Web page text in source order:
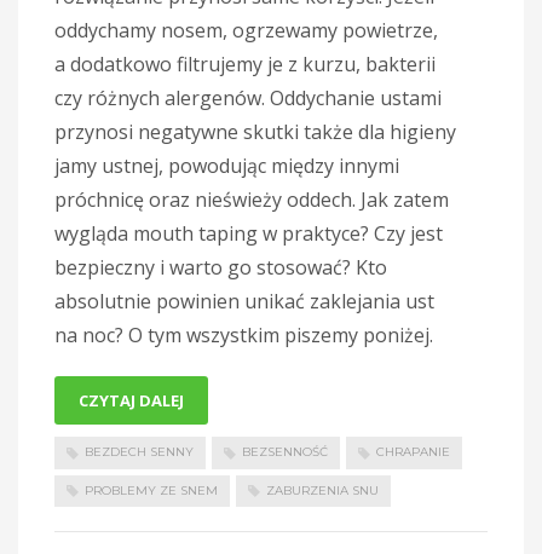
oddychamy nosem, ogrzewamy powietrze,
a dodatkowo filtrujemy je z kurzu, bakterii
czy różnych alergenów. Oddychanie ustami
przynosi negatywne skutki także dla higieny
jamy ustnej, powodując między innymi
próchnicę oraz nieświeży oddech. Jak zatem
wygląda mouth taping w praktyce? Czy jest
bezpieczny i warto go stosować? Kto
absolutnie powinien unikać zaklejania ust
na noc? O tym wszystkim piszemy poniżej.
BEZDECH SENNY BEZSENNOŚĆ CHRAPANIE
PROBLEMY ZE SNEM ZABURZENIA SNU
CZYTAJ DALEJ